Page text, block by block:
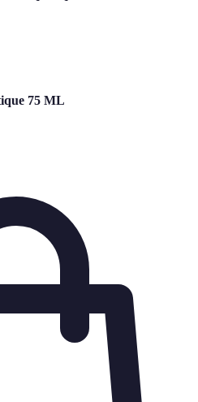
75 ML